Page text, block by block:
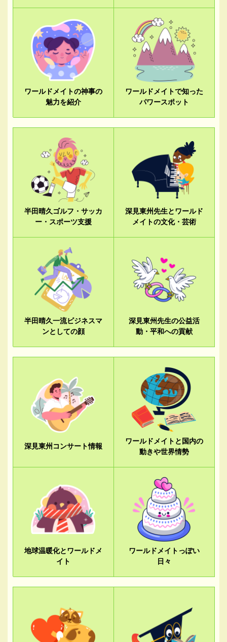
ワールドメイトの神事の
魅力を紹介
ワールドメイトで知った
パワースポット
半田晴久ゴルフ・サッカ
ー・スポーツ支援
深見東州先生とワールド
メイトの文化・芸術
半田晴久一流ビジネスマ
ンとしての顔
深見東州先生の公益活
動・平和への貢献
深見東州コンサート情報
ワールドメイトと国内の
動きや世界情勢
地球温暖化とワールドメ
イト
ワールドメイトっぽい
日々